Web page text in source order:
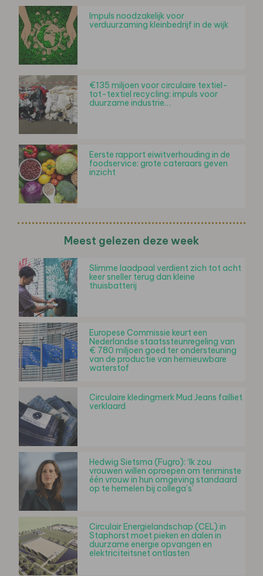
Impuls noodzakelijk voor
verduurzaming kleinbedrijf in de wijk
€135 miljoen voor circulaire textiel-
tot-textiel recycling: impuls voor
duurzame industrie…
Eerste rapport eiwitverhouding in de
foodservice: grote cateraars geven
inzicht
Meest gelezen deze week
Slimme laadpaal verdient zich tot acht
keer sneller terug dan kleine
thuisbatterij
Europese Commissie keurt een
Nederlandse staatssteunregeling van
€ 780 miljoen goed ter ondersteuning
van de productie van hernieuwbare
waterstof
Circulaire kledingmerk Mud Jeans failliet
verklaard
Hedwig Sietsma (Fugro): ‘Ik zou
vrouwen willen oproepen om tenminste
één vrouw in hun omgeving standaard
op te hemelen bij collega’s’
Circulair Energielandschap (CEL) in
Staphorst moet pieken en dalen in
duurzame energie opvangen en
elektriciteitsnet ontlasten